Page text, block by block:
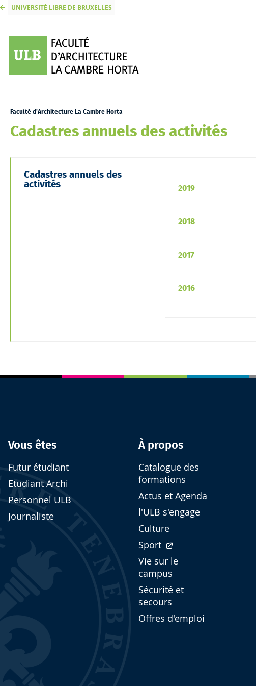
UNIVERSITÉ LIBRE DE BRUXELLES
Faculté d'Architecture La Cambre Horta
Cadastres annuels des activités
Cadastres annuels des
activités
2019
2018
2017
2016
Vous êtes
Futur étudiant
Etudiant Archi
Personnel ULB
Journaliste
À propos
Catalogue des
formations
Actus et Agenda
l'ULB s'engage
Culture
Sport
Vie sur le
campus
Sécurité et
secours
Offres d'emploi